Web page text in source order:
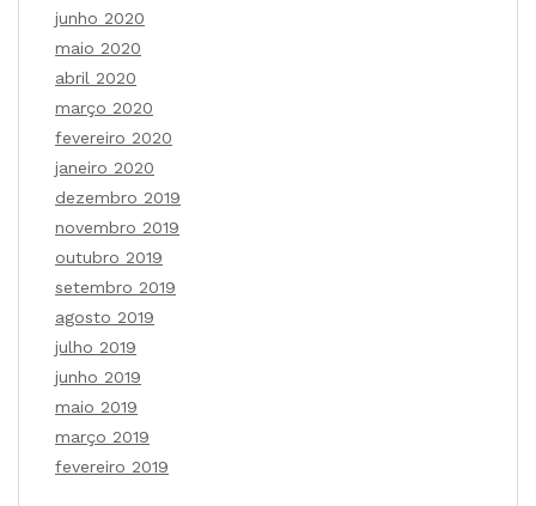
junho 2020
maio 2020
abril 2020
março 2020
fevereiro 2020
janeiro 2020
dezembro 2019
novembro 2019
outubro 2019
setembro 2019
agosto 2019
julho 2019
junho 2019
maio 2019
março 2019
fevereiro 2019